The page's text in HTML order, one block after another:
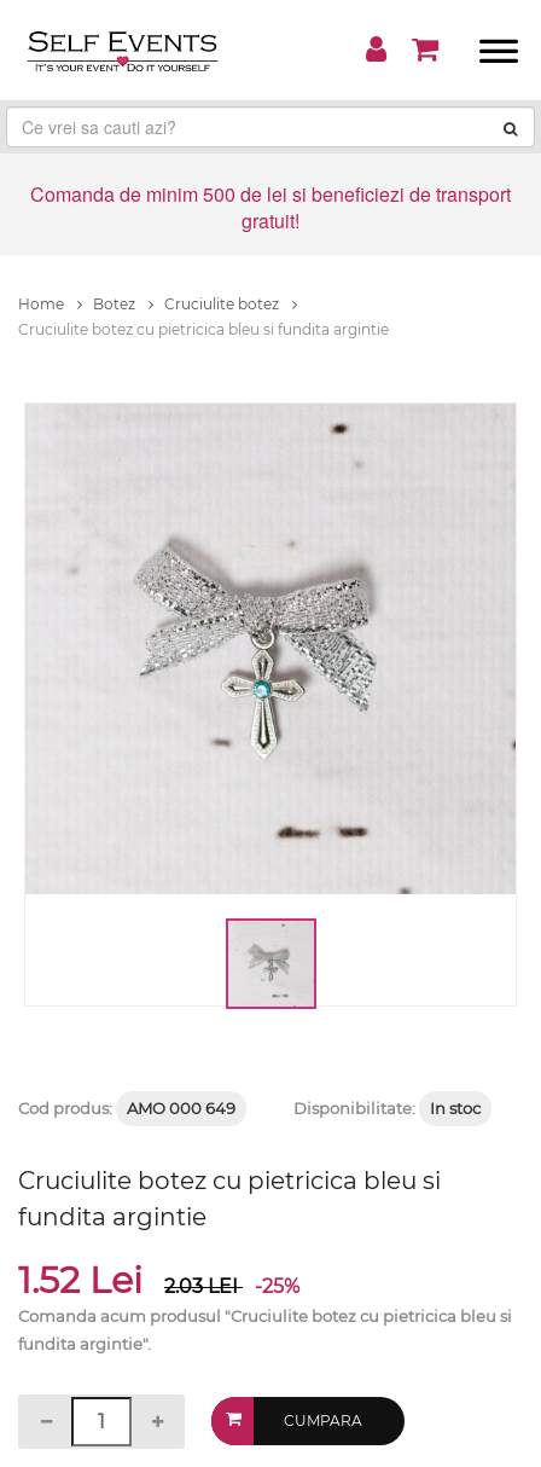
Comanda de minim 500 de lei si beneficiezi de transport
gratuit!
Home Botez
Cruciulite botez
Cruciulite botez cu pietricica bleu si fundita argintie
Cod produs: AMO 000 649 Disponibilitate: In stoc
Cruciulite botez cu pietricica bleu si
fundita argintie
1.52 Lei 2.03LEI -25%
Comanda acum produsul "Cruciulite botez cu pietricica bleu si
fundita argintie".
CUMPARA